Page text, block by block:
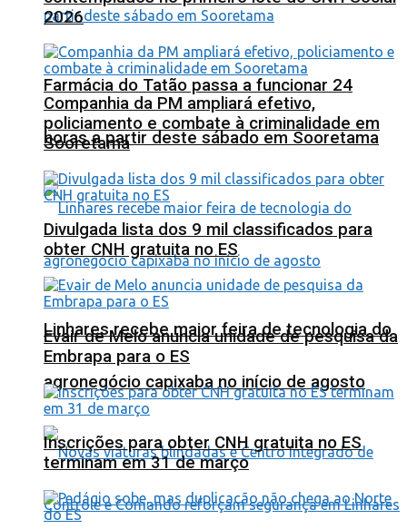
Farmácia do Tatão passa a funcionar 24
horas a partir deste sábado em Sooretama
Linhares recebe maior feira de tecnologia do
agronegócio capixaba no início de agosto
2026
Companhia da PM ampliará efetivo,
policiamento e combate à criminalidade em
Sooretama
Divulgada lista dos 9 mil classificados para
obter CNH gratuita no ES
Evair de Melo anuncia unidade de pesquisa da
Embrapa para o ES
Inscrições para obter CNH gratuita no ES
terminam em 31 de março